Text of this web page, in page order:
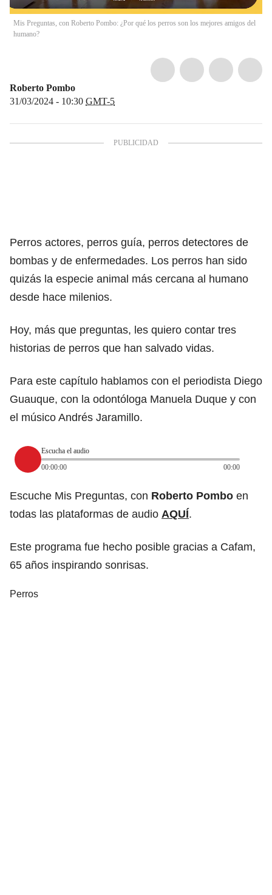
Mis Preguntas, con Roberto Pombo: ¿Por qué los perros son los mejores amigos del
humano?
Roberto Pombo
31/03/2024 - 10:30 GMT-5
Perros actores, perros guía, perros detectores de
bombas y de enfermedades. Los perros han sido
quizás la especie animal más cercana al humano
desde hace milenios.
Hoy, más que preguntas, les quiero contar tres
historias de perros que han salvado vidas.
Para este capítulo hablamos con el periodista Diego
Guauque, con la odontóloga Manuela Duque y con
el músico Andrés Jaramillo.
Escucha el audio
00:00:00
00:00
Escuche Mis Preguntas, con Roberto Pombo en
todas las plataformas de audio AQUÍ.
Este programa fue hecho posible gracias a Cafam,
65 años inspirando sonrisas.
Perros